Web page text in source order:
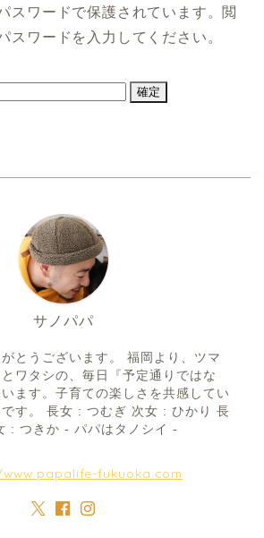
スワードで保護されています。閲
スワードを入力してください。
サノパパ
とうございます。 福岡より、ツマ
ワタシの、毎日『予定通りではな
ます。子育ての楽しさを共感してい
す。 長女 : つむぎ 次女 : ひかり 長
: つきか - パパはタノシイ -
fukuoka.com